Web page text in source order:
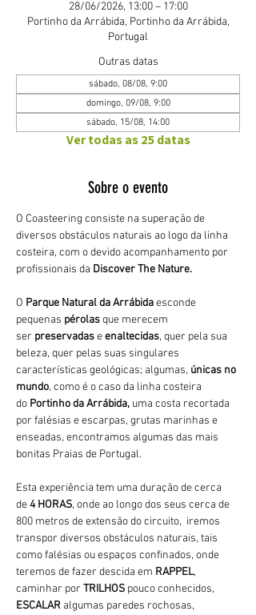
28/06/2026, 13:00 – 17:00
Portinho da Arrábida, Portinho da Arrábida,
Portugal
Outras datas
sábado, 08/08, 9:00
domingo, 09/08, 9:00
sábado, 15/08, 14:00
Ver todas as 25 datas
Sobre o evento
O Coasteering consiste na superação de
diversos obstáculos naturais ao logo da linha
costeira, com o devido acompanhamento por
profissionais da Discover The Nature.
O Parque Natural da Arrábida esconde
pequenas pérolas que merecem
ser preservadas e enaltecidas, quer pela sua
beleza, quer pelas suas singulares
características geológicas; algumas, únicas no
mundo, como é o caso da linha costeira
do Portinho da Arrábida, uma costa recortada
por falésias e escarpas, grutas marinhas e
enseadas, encontramos algumas das mais
bonitas Praias de Portugal.
Esta experiência tem uma duração de cerca
de 4 HORAS, onde ao longo dos seus cerca de
800 metros de extensão do circuito,  iremos
transpor diversos obstáculos naturais, tais
como falésias ou espaços confinados, onde
teremos de fazer descida em RAPPEL,
caminhar por TRILHOS pouco conhecidos,
ESCALAR algumas paredes rochosas,